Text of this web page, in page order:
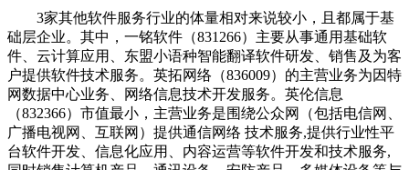
3家其他软件服务行业的体量相对来说较小，且都属于基
础层企业。其中，一铭软件（831266）主要从事通用基础软
件、云计算应用、东盟小语种智能翻译软件研发、销售及为客
户提供软件技术服务。英拓网络（836009）的主营业务为因特
网数据中心业务、网络信息技术开发服务。英伦信息
（832366）市值最小，主营业务是围绕公众网（包括电信网、
广播电视网、互联网）提供通信网络 技术服务,提供行业性平
台软件开发、信息化应用、内容运营等软件开发和技术服务,